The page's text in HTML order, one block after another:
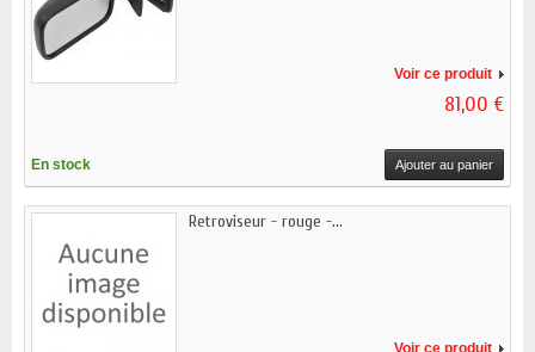
Voir ce produit
81,00 €
En stock Ajouter au panier
Retroviseur - rouge -...
Voir ce produit